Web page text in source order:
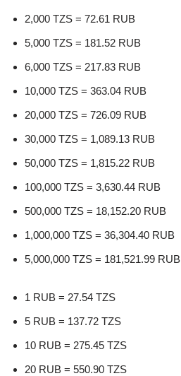
2,000 TZS = 72.61 RUB
5,000 TZS = 181.52 RUB
6,000 TZS = 217.83 RUB
10,000 TZS = 363.04 RUB
20,000 TZS = 726.09 RUB
30,000 TZS = 1,089.13 RUB
50,000 TZS = 1,815.22 RUB
100,000 TZS = 3,630.44 RUB
500,000 TZS = 18,152.20 RUB
1,000,000 TZS = 36,304.40 RUB
5,000,000 TZS = 181,521.99 RUB
1 RUB = 27.54 TZS
5 RUB = 137.72 TZS
10 RUB = 275.45 TZS
20 RUB = 550.90 TZS